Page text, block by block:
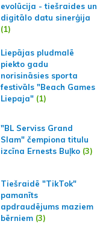
evolūcija - tiešraides un
digitālo datu sinerģija
(1)
Liepājas pludmalē
piekto gadu
norisināsies sporta
festivāls "Beach Games
Liepaja"(1)
"BL Serviss Grand
Slam" čempiona titulu
izcīna Ernests Buļko(3)
Tiešraidē "TikTok"
pamanīts
apdraudējums maziem
bērniem(3)